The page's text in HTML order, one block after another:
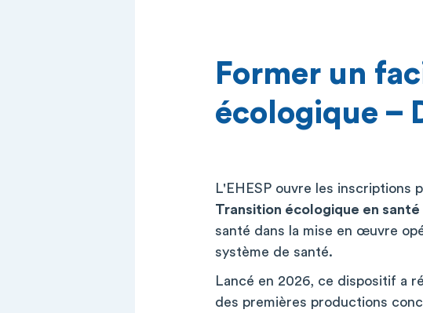
Former un
écologique –
L'EHESP ouvre les inscriptions
Transition écologique en
santé dans la mise en œuvre
système de santé.
Lancé en 2026, ce dispositif a
des premières productions